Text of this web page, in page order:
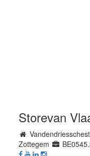
Storevan
Zottegem